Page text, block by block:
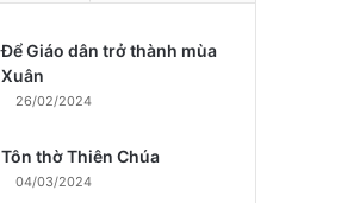
Để Giáo dân trở thành mùa
Xuân
26/02/2024
Tôn thờ Thiên Chúa
04/03/2024